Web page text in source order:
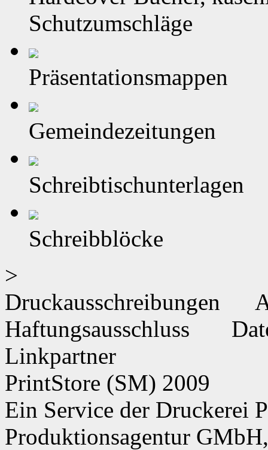
Schutzumschläge
Präsentationsmappen
Gemeindezeitungen
Schreibtischunterlagen
Schreibblöcke
>
Druckausschreibungen
Haftungsausschluss
Linkpartner
PrintStore (SM) 2009
Ein Service der Druckerei
Produktionsagentur